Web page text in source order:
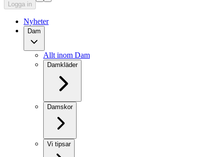
Logga in
Nyheter
Dam
Allt inom Dam
Damkläder
Damskor
Vi tipsar